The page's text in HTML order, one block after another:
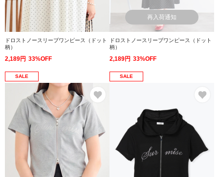
ドロストノースリーブワンピース（ドット
柄）
2,189円 33%OFF
再入荷通知
ドロストノースリーブワンピース（ドット
柄）
2,189円 33%OFF
SALE SALE